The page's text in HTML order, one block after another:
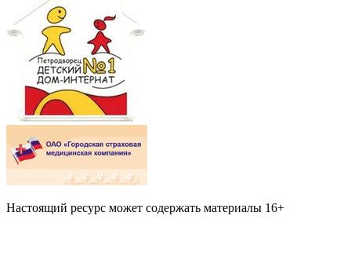
Настоящий ресурс может содержать материалы 16+